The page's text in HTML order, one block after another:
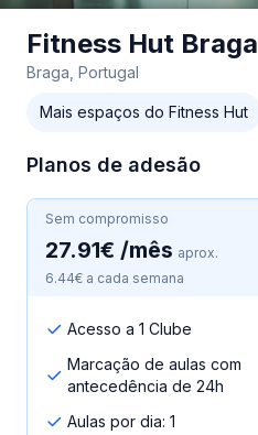
Fitness Hut Braga
Braga, Portugal
Mais espaços do Fitness Hut
Planos de adesão
Sem compromisso
27.91€ /mês aprox.
6.44€ a cada semana
Acesso a 1 Clube
Marcação de aulas com
antecedência de 24h
Aulas por dia: 1